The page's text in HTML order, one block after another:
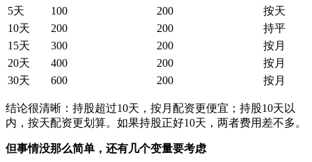
5天
100 200
按天
10天
200 200
持平
15天
300 200
按月
20天
400 200
按月
30天
600 200 按月
结论很清晰：持股超过10天，按月配资更便宜；持股10天以
内，按天配资更划算。如果持股正好10天，两者费用差不多。
但事情没那么简单，还有几个变量要考虑